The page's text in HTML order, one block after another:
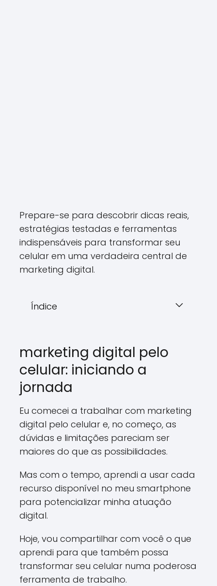
Prepare-se para descobrir dicas reais,
estratégias testadas e ferramentas
indispensáveis para transformar seu
celular em uma verdadeira central de
marketing digital.
Índice
marketing digital pelo
celular: iniciando a
jornada
Eu comecei a trabalhar com marketing
digital pelo celular e, no começo, as
dúvidas e limitações pareciam ser
maiores do que as possibilidades.
Mas com o tempo, aprendi a usar cada
recurso disponível no meu smartphone
para potencializar minha atuação
digital.
Hoje, vou compartilhar com você o que
aprendi para que também possa
transformar seu celular numa poderosa
ferramenta de trabalho.